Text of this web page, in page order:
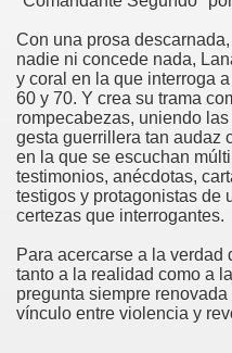
Con una prosa
nadie ni concede nada,
y coral en la que interroga
60 y 70. Y crea su trama
rompecabezas, uniendo
gesta guerrillera tan audaz
en la que se escuchan
testimonios, anécdotas,
testigos y protagonistas de
certezas que interrogantes.
Para acercarse a la verdad
tanto a la realidad como a
pregunta siempre
vínculo entre violencia y